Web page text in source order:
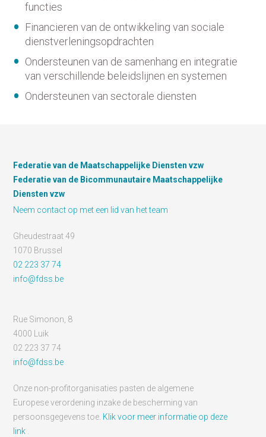
functies
Financieren van de ontwikkeling van sociale
dienstverleningsopdrachten
Ondersteunen van de samenhang en integratie
van verschillende beleidslijnen en systemen
Ondersteunen van sectorale diensten
Federatie van de Maatschappelijke Diensten vzw
Federatie van de Bicommunautaire Maatschappelijke
Diensten vzw
Neem contact op met een lid van het team
Gheudestraat 49
1070 Brussel
02 223 37 74
info@fdss.be
Rue Simonon, 8
4000 Luik
02 223 37 74
info@fdss.be
Onze non-profitorganisaties pasten de algemene
Europese verordening inzake de bescherming van
persoonsgegevens toe. Klik voor meer informatie op deze
link .